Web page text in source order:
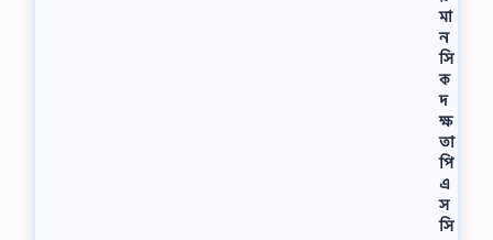
মা
ন
সি
ক
দ
ক্ষ
তা
পি
এ
স
সি